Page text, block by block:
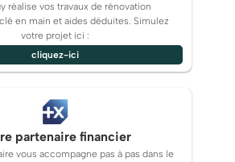
réalise vos travaux de rénovation
en main et aides déduites. Simulez
votre projet ici :
cliquez-ici
partenaire financier
vous accompagne pas à pas dans le